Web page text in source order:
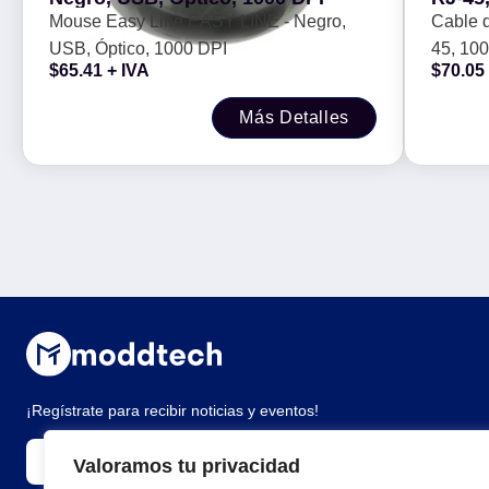
Valoramos tu privacidad
Mouse Easy Line EASY LINE - Negro,
USB, Óptico, 1000 DPI
$65.41 + IVA
Más Detalles
Cable
45, 100 cobre, Macho/Macho, contactos
c/baño
$70.05
¡Regístrate para recibir noticias y eventos!